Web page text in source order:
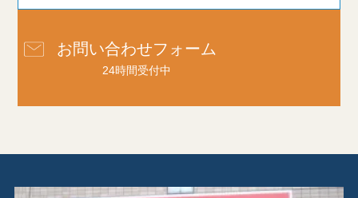
お問い合わせフォーム
24時間受付中